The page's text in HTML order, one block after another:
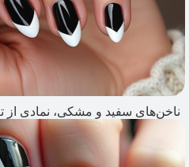
ناخن‌های سفید و مشکی، نمادی از